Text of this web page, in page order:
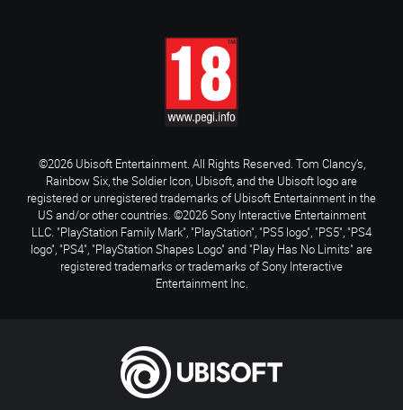
©2026 Ubisoft Entertainment. All Rights Reserved. Tom Clancy’s,
Rainbow Six, the Soldier Icon, Ubisoft, and the Ubisoft logo are
registered or unregistered trademarks of Ubisoft Entertainment in the
US and/or other countries. ©2026 Sony Interactive Entertainment
LLC. "PlayStation Family Mark", "PlayStation", "PS5 logo", "PS5", "PS4
logo", "PS4", "PlayStation Shapes Logo" and "Play Has No Limits" are
registered trademarks or trademarks of Sony Interactive
Entertainment Inc.